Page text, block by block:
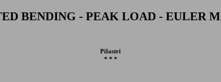
BENDING - PEAK LOAD - EULER
Pilastri
* * *